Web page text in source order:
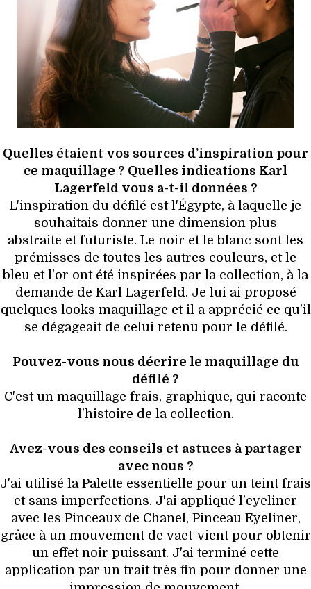
Quelles étaient vos sources d’inspiration pour
ce maquillage ? Quelles indications Karl
Lagerfeld vous a-t-il données ?
L'inspiration du défilé est l'Égypte, à laquelle je
souhaitais donner une dimension plus
abstraite et futuriste. Le noir et le blanc sont les
prémisses de toutes les autres couleurs, et le
bleu et l'or ont été inspirées par la collection, à la
demande de Karl Lagerfeld. Je lui ai proposé
quelques looks maquillage et il a apprécié ce qu'il
se dégageait de celui retenu pour le défilé.
Pouvez-vous nous décrire le maquillage du
défilé ?
C'est un maquillage frais, graphique, qui raconte
l'histoire de la collection.
Avez-vous des conseils et astuces à partager
avec nous ?
J'ai utilisé la Palette essentielle pour un teint frais
et sans imperfections. J'ai appliqué l'eyeliner
avec les Pinceaux de Chanel, Pinceau Eyeliner,
grâce à un mouvement de vaet-vient pour obtenir
un effet noir puissant. J'ai terminé cette
application par un trait très fin pour donner une